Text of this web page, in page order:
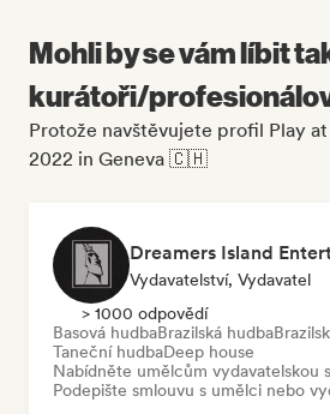
Mohli by se vám líbit
kurátoři/
Protože navštěvujete profil Play
2022 in Geneva 🇨🇭
Dreamers Island
Vydavatelství, Vydavatel
> 1000 odpovědí
Basová hudbaBrazilská hudba
Taneční hudbaDeep house
Nabídněte umělcům vydavatelskou
Podepište smlouvu s umělci nebo